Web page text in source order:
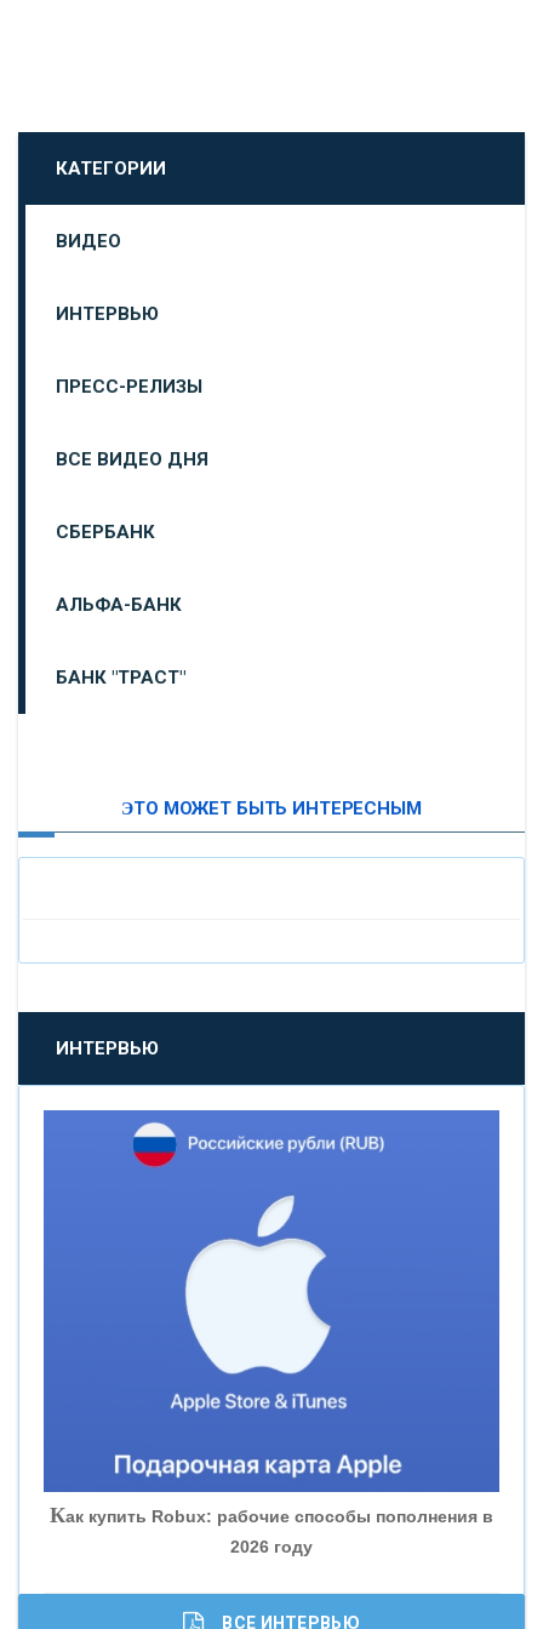
КАТЕГОРИИ
ВИДЕО
ИНТЕРВЬЮ
ПРЕСС-РЕЛИЗЫ
ВСЕ ВИДЕО ДНЯ
СБЕРБАНК
АЛЬФА-БАНК
БАНК "ТРАСТ"
«БАНК САНКТ-ПЕТЕРБУРГ»
«ПРОМСВЯЗЬБАНК»
«НОВИКОМБАНК»
«ВНЕШПРОМБАНК»
«БАНК ГЛОБЭКС»
«СОВКОМБАНК»
«ГАЗПРОМБАНК»
ЭТО МОЖЕТ БЫТЬ ИНТЕРЕСНЫМ
ИНТЕРВЬЮ
Как купить Robux: рабочие способы пополнения в
2026 году
ВСЕ ИНТЕРВЬЮ